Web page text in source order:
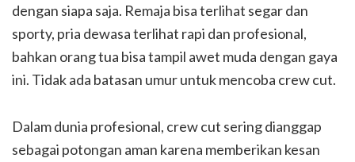
dengan siapa saja. Remaja bisa terlihat segar dan
sporty, pria dewasa terlihat rapi dan profesional,
bahkan orang tua bisa tampil awet muda dengan gaya
ini. Tidak ada batasan umur untuk mencoba crew cut.
Dalam dunia profesional, crew cut sering dianggap
sebagai potongan aman karena memberikan kesan